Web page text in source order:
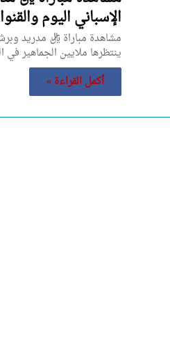
الإسباني اليوم
مشاهدة مباراة ريال مدريد
ينتظرها ملايين الجماهير في
أكمل القراءة »